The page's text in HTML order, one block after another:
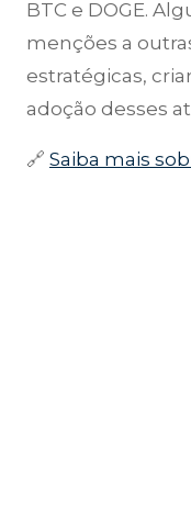
BTC e DOGE.
menções a
estratégicas,
adoção desses
🔗 Saiba mais